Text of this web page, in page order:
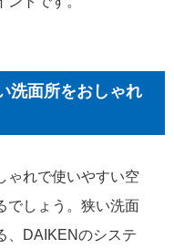
洗面所をおしゃれ
ゃれで使いやすい空
でしょう。狭い洗面
、DAIKENのシステ